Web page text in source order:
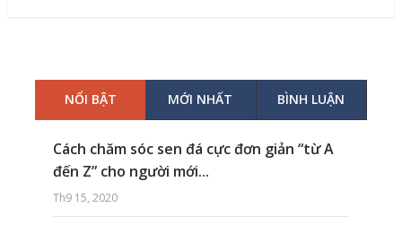
NỔI BẬT MỚI NHẤT BÌNH LUẬN
Cách chăm sóc sen đá cực đơn giản “từ A
đến Z” cho người mới...
Th9 15, 2020